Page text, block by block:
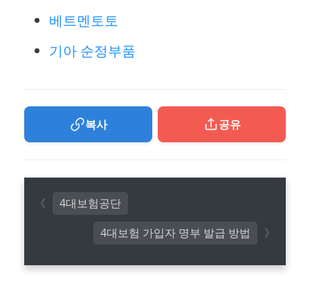
베트멘토토
기아 순정부품
복사 공유
4대보험 가입자 명부 발급 방법
4대보험공단